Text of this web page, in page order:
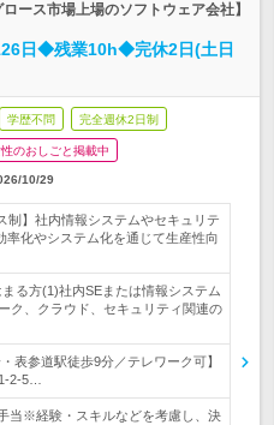
ース市場上場のソフトウェア会社】
日◆残業10h◆完休2日(土日
学歴不問 完全週休2日制
のおしごと掲載中
10/29
制】社内情報システムやセキュリテ
率化やシステム化を通じて生産性向
る方(1)社内SEまたは情報システム
ク、クラウド、セキュリティ関連の
表参道駅徒歩9分／テレワーク可】
2-5…
当※経験・スキルなどを考慮し、決